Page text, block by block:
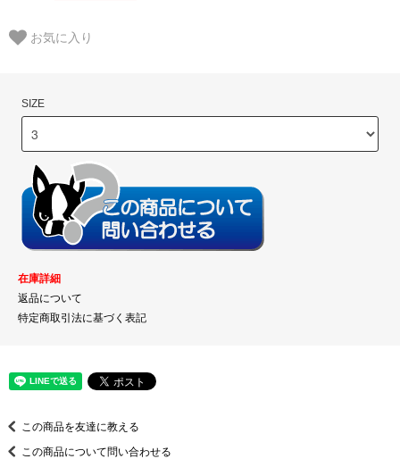
お気に入り
SIZE
在庫詳細
返品について
特定商取引法に基づく表記
この商品を友達に教える
この商品について問い合わせる